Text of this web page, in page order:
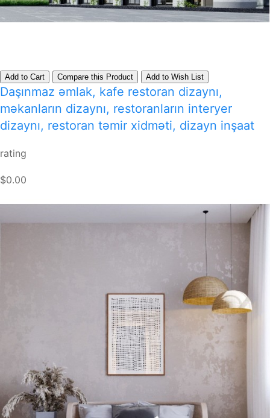
Add to Cart Compare this Product Add to Wish List
Daşınmaz əmlak, kafe restoran dizaynı,
məkanların dizaynı, restoranların interyer
dizaynı, restoran təmir xidməti, dizayn inşaat
rating
$0.00